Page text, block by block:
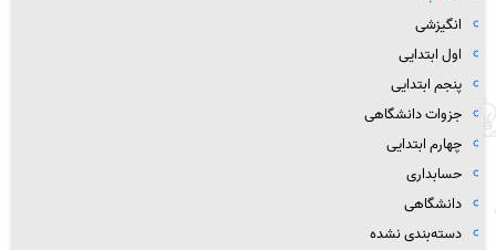
انگیزشی
اول ابتدایی
پنجم ابتدایی
جزوات دانشگاهی
چهارم ابتدایی
حسابداری
دانشگاهی
دسته‌بندی نشده